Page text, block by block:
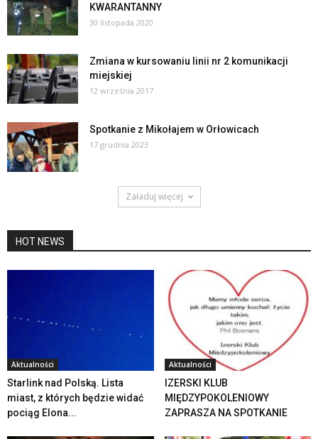
KWARANTANNY
30 listopada 2020
Zmiana w kursowaniu linii nr 2 komunikacji
miejskiej
12 września 2017
Spotkanie z Mikołajem w Orłowicach
17 grudnia 2023
Załaduj więcej
HOT NEWS
Aktualności
Starlink nad Polską. Lista
miast, z których będzie widać
pociąg Elona...
Aktualności
IZERSKI KLUB
MIĘDZYPOKOLENIOWY
ZAPRASZA NA SPOTKANIE